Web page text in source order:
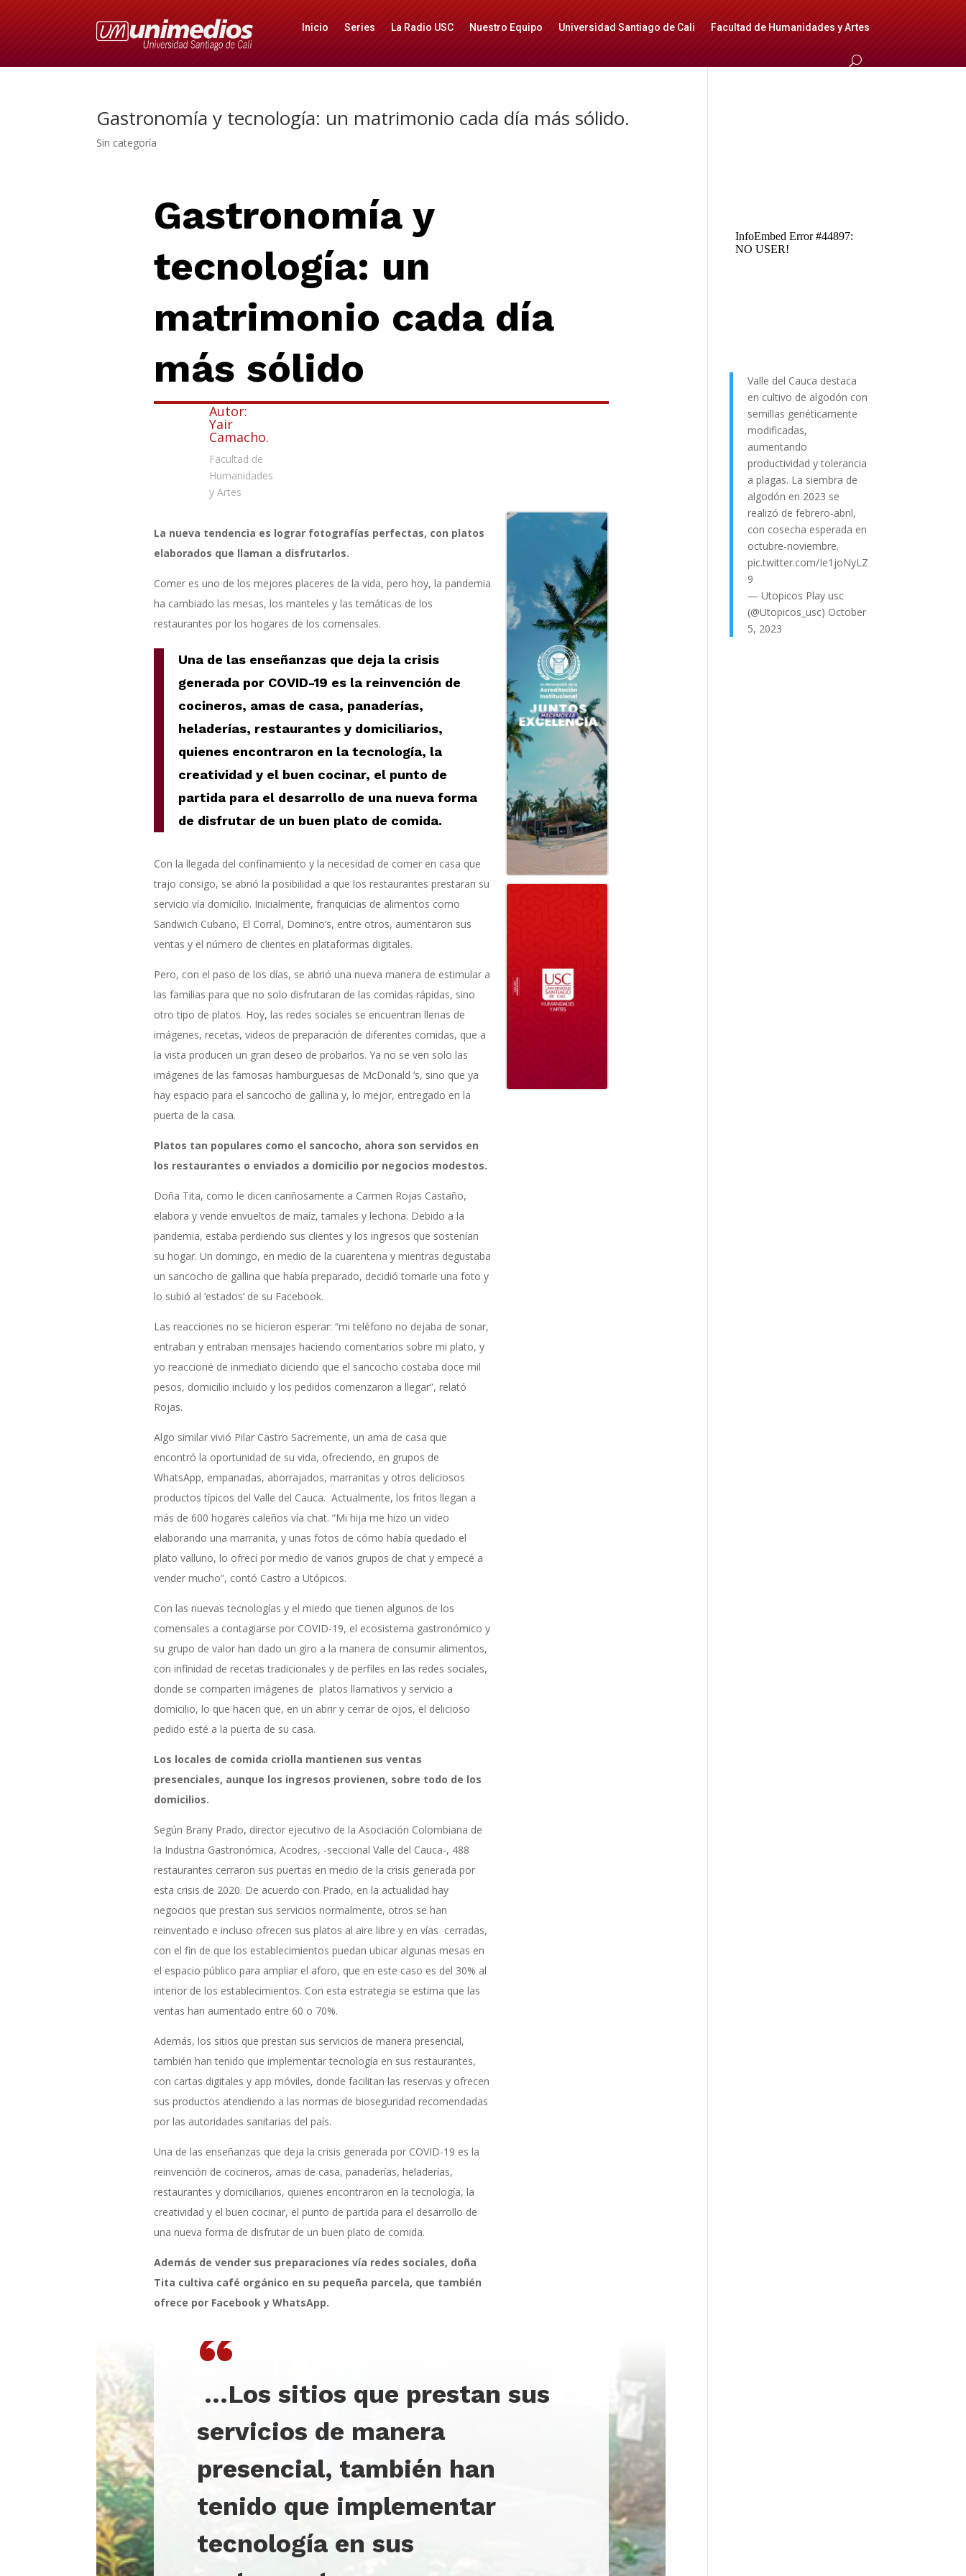
Inicio Series La Radio USC Nuestro Equipo Universidad Santiago de Cali Facultad de Humanidades y Artes
Gastronomía y tecnología: un matrimonio cada día más sólido.
Sin categoría
Gastronomía y
tecnología: un
matrimonio cada día
más sólido
Autor:
Yair
Camacho.
Facultad de
Humanidades
y Artes
La nueva tendencia es lograr fotografías perfectas, con platos
elaborados que llaman a disfrutarlos.
Comer es uno de los mejores placeres de la vida, pero hoy, la pandemia
ha cambiado las mesas, los manteles y las temáticas de los
restaurantes por los hogares de los comensales.
Una de las enseñanzas que deja la crisis
generada por COVID-19 es la reinvención de
cocineros, amas de casa, panaderías,
heladerías, restaurantes y domiciliarios,
quienes encontraron en la tecnología, la
creatividad y el buen cocinar, el punto de
partida para el desarrollo de una nueva forma
de disfrutar de un buen plato de comida.
Con la llegada del confinamiento y la necesidad de comer en casa que
trajo consigo, se abrió la posibilidad a que los restaurantes prestaran su
servicio vía domicilio. Inicialmente, franquicias de alimentos como
Sandwich Cubano, El Corral, Domino’s, entre otros, aumentaron sus
ventas y el número de clientes en plataformas digitales.
Pero, con el paso de los días, se abrió una nueva manera de estimular a
las familias para que no solo disfrutaran de las comidas rápidas, sino
otro tipo de platos. Hoy, las redes sociales se encuentran llenas de
imágenes, recetas, videos de preparación de diferentes comidas, que a
la vista producen un gran deseo de probarlos. Ya no se ven solo las
imágenes de las famosas hamburguesas de McDonald ‘s, sino que ya
hay espacio para el sancocho de gallina y, lo mejor, entregado en la
puerta de la casa.
Platos tan populares como el sancocho, ahora son servidos en
los restaurantes o enviados a domicilio por negocios modestos.
Doña Tita, como le dicen cariñosamente a Carmen Rojas Castaño,
elabora y vende envueltos de maíz, tamales y lechona. Debido a la
pandemia, estaba perdiendo sus clientes y los ingresos que sostenían
su hogar. Un domingo, en medio de la cuarentena y mientras degustaba
un sancocho de gallina que había preparado, decidió tomarle una foto y
lo subió al ‘estados’ de su Facebook.
Las reacciones no se hicieron esperar: “mi teléfono no dejaba de sonar,
entraban y entraban mensajes haciendo comentarios sobre mi plato, y
yo reaccioné de inmediato diciendo que el sancocho costaba doce mil
pesos, domicilio incluido y los pedidos comenzaron a llegar”, relató
Rojas.
Algo similar vivió Pilar Castro Sacremente, un ama de casa que
encontró la oportunidad de su vida, ofreciendo, en grupos de
WhatsApp, empanadas, aborrajados, marranitas y otros deliciosos
productos típicos del Valle del Cauca. Actualmente, los fritos llegan a
más de 600 hogares caleños vía chat. “Mi hija me hizo un video
elaborando una marranita, y unas fotos de cómo había quedado el
plato valluno, lo ofrecí por medio de varios grupos de chat y empecé a
vender mucho”, contó Castro a Utópicos.
Con las nuevas tecnologías y el miedo que tienen algunos de los
comensales a contagiarse por COVID-19, el ecosistema gastronómico y
su grupo de valor han dado un giro a la manera de consumir alimentos,
con infinidad de recetas tradicionales y de perfiles en las redes sociales,
donde se comparten imágenes de platos llamativos y servicio a
domicilio, lo que hacen que, en un abrir y cerrar de ojos, el delicioso
pedido esté a la puerta de su casa.
Los locales de comida criolla mantienen sus ventas
presenciales, aunque los ingresos provienen, sobre todo de los
domicilios.
Según Brany Prado, director ejecutivo de la Asociación Colombiana de
la Industria Gastronómica, Acodres, -seccional Valle del Cauca-, 488
restaurantes cerraron sus puertas en medio de la crisis generada por
esta crisis de 2020. De acuerdo con Prado, en la actualidad hay
negocios que prestan sus servicios normalmente, otros se han
reinventado e incluso ofrecen sus platos al aire libre y en vías cerradas,
con el fin de que los establecimientos puedan ubicar algunas mesas en
el espacio público para ampliar el aforo, que en este caso es del 30% al
interior de los establecimientos. Con esta estrategia se estima que las
ventas han aumentado entre 60 o 70%.
Además, los sitios que prestan sus servicios de manera presencial,
también han tenido que implementar tecnología en sus restaurantes,
con cartas digitales y app móviles, donde facilitan las reservas y ofrecen
sus productos atendiendo a las normas de bioseguridad recomendadas
por las autoridades sanitarias del país.
Una de las enseñanzas que deja la crisis generada por COVID-19 es la
reinvención de cocineros, amas de casa, panaderías, heladerías,
restaurantes y domiciliarios, quienes encontraron en la tecnología, la
creatividad y el buen cocinar, el punto de partida para el desarrollo de
una nueva forma de disfrutar de un buen plato de comida.
Además de vender sus preparaciones vía redes sociales, doña
Tita cultiva café orgánico en su pequeña parcela, que también
ofrece por Facebook y WhatsApp.
“
…Los sitios que prestan sus
servicios de manera
presencial, también han
tenido que implementar
tecnología en sus
Valle del Cauca destaca
en cultivo de algodón con
semillas genéticamente
modificadas,
aumentando
productividad y tolerancia
a plagas. La siembra de
algodón en 2023 se
realizó de febrero-abril,
con cosecha esperada en
octubre-noviembre.
pic.twitter.com/Ie1joNyLZ
9
— Utopicos Play usc
(@Utopicos_usc) October
5, 2023